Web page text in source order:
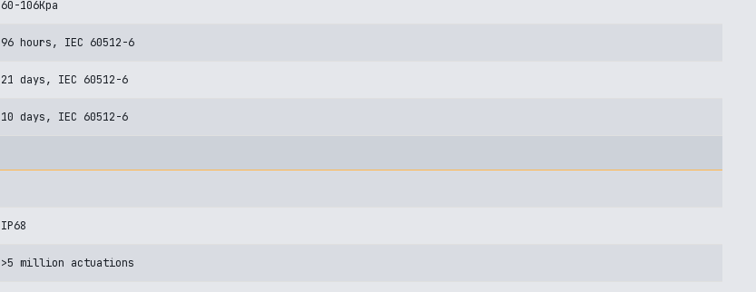
60-106Kpa
96 hours, IEC 60512-6
21 days, IEC 60512-6
10 days, IEC 60512-6
IP68
>5 million actuations